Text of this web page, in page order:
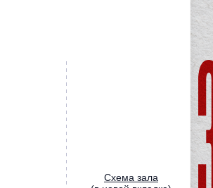
Cхема зала